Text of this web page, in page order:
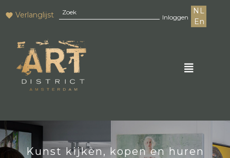
Verlanglijst Inloggen
NL
En
Kunst kijken, kopen en huren